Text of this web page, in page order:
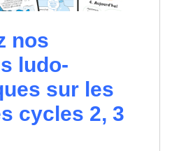
nos
ludo-
sur les
cycles 2, 3